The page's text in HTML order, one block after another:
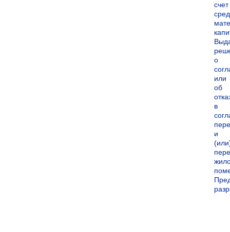
счет
о
или
об
в
и